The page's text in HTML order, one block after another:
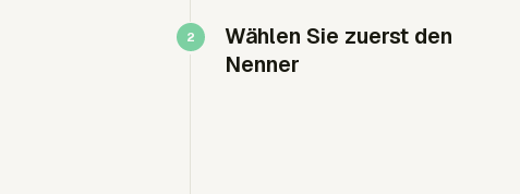
Wählen Sie zuerst den
Nenner